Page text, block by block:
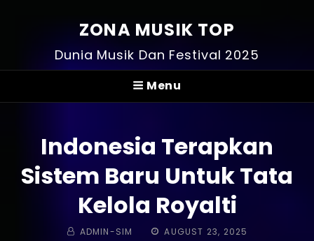
ZONA MUSIK TOP
Dunia Musik Dan Festival 2025
Menu
Indonesia Terapkan
Sistem Baru Untuk Tata
Kelola Royalti
BY ADMIN-SIM
POSTED
AUGUST 23, 2025